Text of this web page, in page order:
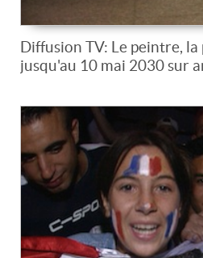
Diffusion TV: Le peintre, la
jusqu'au 10 mai 2030 sur